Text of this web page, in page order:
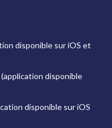
disponible sur iOS et
(application disponible
disponible sur iOS